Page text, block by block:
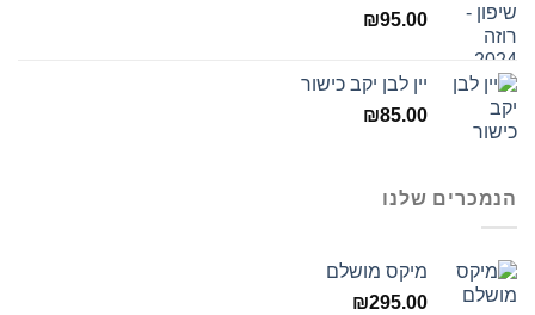
₪95.00
יין לבן יקב כישור
₪85.00
הנמכרים שלנו
מיקס מושלם
₪295.00